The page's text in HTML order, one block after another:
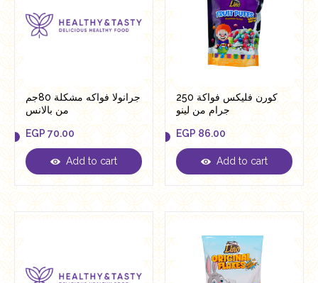
جرانولا فواكه مشكلة 80جم
من بالانس
EGP 70.00
EGP70.00
Add to cart
كورن فليكس فواكة 250
جرام من لينو
EGP 86.00
EGP 86.00
Add to cart